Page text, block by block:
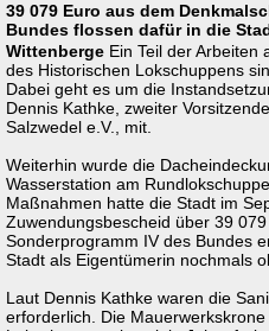
39 079 Euro aus dem
Bundes flossen dafür in die
Wittenberge Ein Teil der Arbeiten
des Historischen Lokschuppens
Dabei geht es um die
Dennis Kathke, zweiter
Salzwedel e.V., mit.
Weiterhin wurde die
Wasserstation am
Maßnahmen hatte die Stadt im
Zuwendungsbescheid über 39
Sonderprogramm IV des Bundes
Stadt als Eigentümerin nochmals
Laut Dennis Kathke waren die
erforderlich. Die